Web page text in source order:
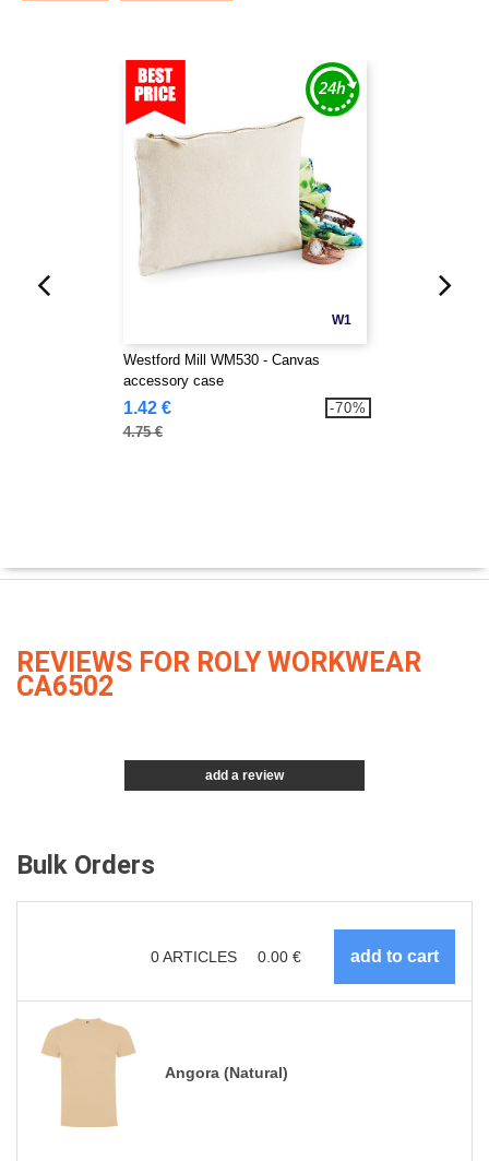
W1
Westford Mill WM530 - Canvas
accessory case
1.42 €
4.75 €
-70%
REVIEWS FOR ROLY WORKWEAR
CA6502
add a review
Bulk Orders
0ARTICLES 0.00 €
Angora (Natural)